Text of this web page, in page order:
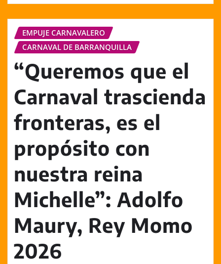
EMPUJE CARNAVALERO
CARNAVAL DE BARRANQUILLA
“Queremos que el
Carnaval trascienda
fronteras, es el
propósito con
nuestra reina
Michelle”: Adolfo
Maury, Rey Momo
2026